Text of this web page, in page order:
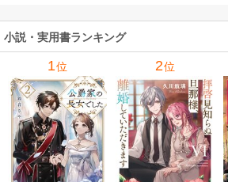
小説・実用書ランキング
1位 2位